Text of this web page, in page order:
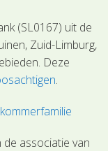
(SL0167) uit de
Zuid-Limburg,
Deze
.
associatie van